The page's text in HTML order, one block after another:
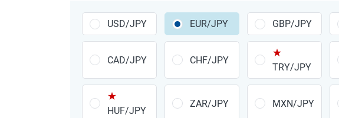
GBP/JPY 170円
AUD/JPY 106円
NZD/JPY 28円
CAD/JPY 38円
USD/JPY EUR/JPY GBP/JPY
CAD/JPY CHF/JPY
★
TRY/JPY
★
HUF/JPY
ZAR/JPY MXN/JPY